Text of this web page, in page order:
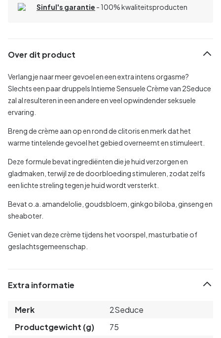
Sinful's garantie - 100% kwaliteitsproducten
Over dit product
Verlang je naar meer gevoel en een extra intens orgasme?
Slechts een paar druppels Intieme Sensuele Crème van 2Seduce
zal al resulteren in een andere en veel opwindender seksuele
ervaring.
Breng de crème aan op en rond de clitoris en merk dat het
warme tintelende gevoel het gebied overneemt en stimuleert.
Deze formule bevat ingrediënten die je huid verzorgen en
gladmaken, terwijl ze de doorbloeding stimuleren, zodat zelfs
een lichte streling tegen je huid wordt versterkt.
Bevat o.a. amandelolie, goudsbloem, ginkgo biloba, ginseng en
sheaboter.
Geniet van deze crème tijdens het voorspel, masturbatie of
geslachtsgemeenschap.
Extra informatie
Merk
2Seduce
Productgewicht (g)
75